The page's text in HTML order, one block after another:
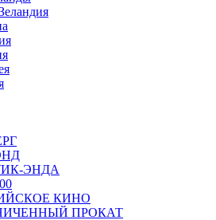
ЭНДА
КИНО
ПРОКАТ